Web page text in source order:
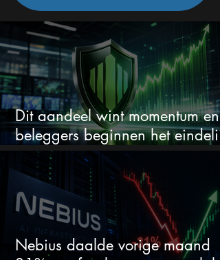
Dit aandeel wint momentum en
beleggers beginnen het eindelijk
te zien
Nebius daalde vorige maand